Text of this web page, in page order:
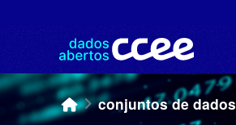
conjuntos de dados